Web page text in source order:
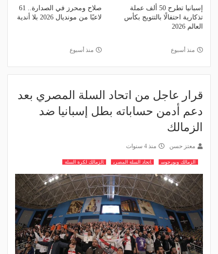
إسبانيا تطرح 50 ألف عملة
تذكارية احتفالًا بالتتويج بكأس
العالم 2026
منذ أسبوع
صلاح ومحرز في الصدارة.. 61
لاعبًا من مونديال 2026 بلا أندية
منذ أسبوع
قرار عاجل من اتحاد السلة المصري بعد
دعم أدمن حساباته بطل إسبانيا ضد
الزمالك
معتز حسن منذ 4 سنوات
الزمالك وبورجوس اتحاد السلة المصري الزمالك لكرة السلة